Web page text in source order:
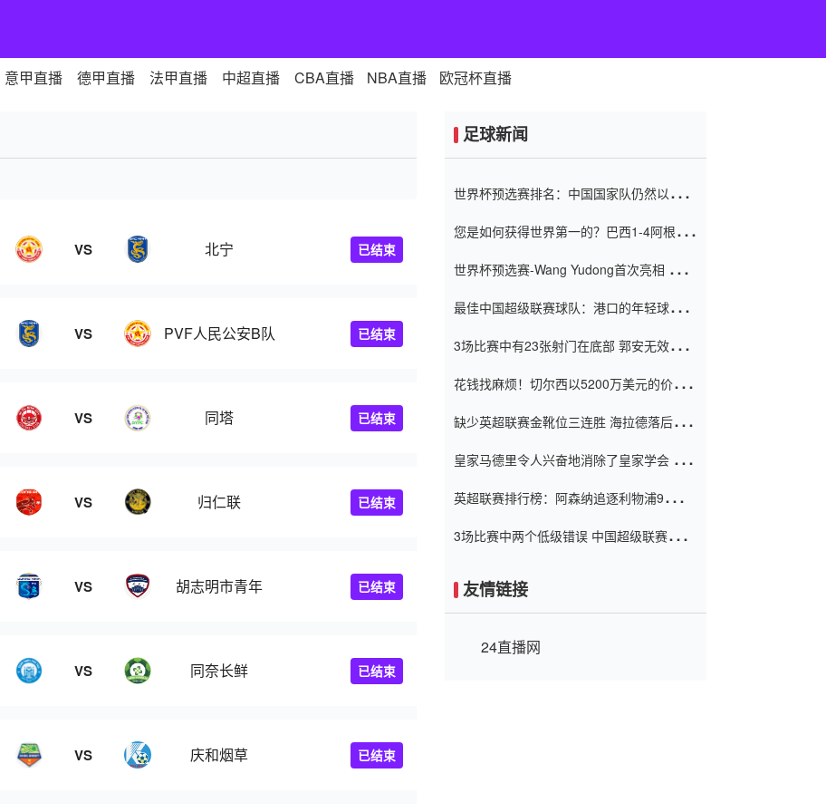
意甲直播 德甲直播 法甲直播 中超直播 CBA直播 NBA直播 欧冠杯直播
VS 北宁 已结束
VS PVF人民公安B队 已结束
VS 同塔 已结束
VS 归仁联 已结束
VS 胡志明市青年 已结束
VS 同奈长鲜 已结束
VS 庆和烟草 已结束
足球新闻
世界杯预选赛排名：中国国家队仍然以6分
您是如何获得世界第一的？巴西1-4阿根
世界杯预选赛-Wang Yudong首次亮相 中国
最佳中国超级联赛球队：港口的年轻球员在
（Taishan）
3场比赛中有23张射门在底部 郭安无效传球
花钱找麻烦！切尔西以5200万美元的价格
窗口
缺少英超联赛金靴位三连胜 海拉德落后6球
皇家马德里令人兴奋地消除了皇家学会 安
英超联赛排行榜：阿森纳追逐利物浦9分 曼
3场比赛中两个低级错误 中国超级联赛的前
友情链接
24直播网